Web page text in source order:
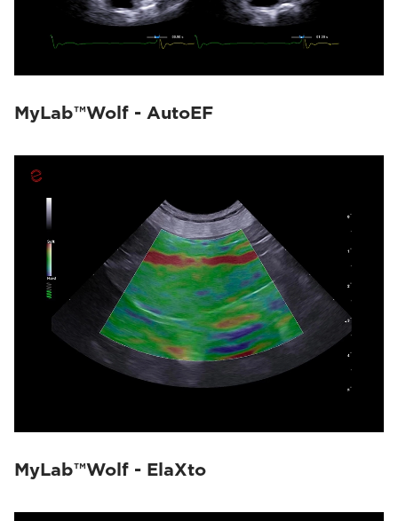
MyLab™Wolf - AutoEF
MyLab™Wolf - ElaXto